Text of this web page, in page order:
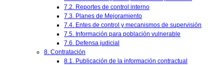
7.2. Reportes de control interno
7.3. Planes de Mejoramiento
7.4. Entes de control y mecanismos de supervisión
7.5. Información para población vulnerable
7.6. Defensa judicial
8. Contratación
8.1. Publicación de la información contractual